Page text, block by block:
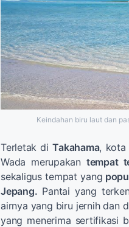
Keindahan biru laut dan
Terletak diTakahama, kota
Wada merupakan tempat
sekaligus tempat yang
Jepang. Pantai yang
airnya yang biru jernih dan
yang menerima sertifikasi